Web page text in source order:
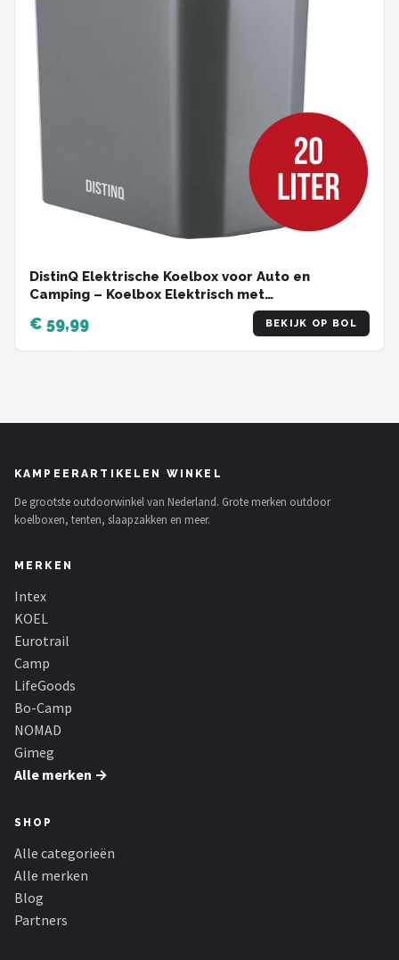
DistinQ Elektrische Koelbox voor Auto en
Camping – Koelbox Elektrisch met
Verwarmingsfunctie - 12v 230 Volt – 20L - Grijs
€ 59,99 BEKIJK OP BOL
KAMPEERARTIKELEN WINKEL
De grootste outdoorwinkel van Nederland. Grote merken outdoor
koelboxen, tenten, slaapzakken en meer.
MERKEN
Intex
KOEL
Eurotrail
Camp
LifeGoods
Bo-Camp
NOMAD
Gimeg
Alle merken →
SHOP
Alle categorieën
Alle merken
Blog
Partners